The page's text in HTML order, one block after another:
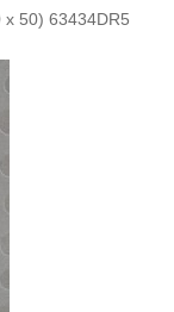
50) 63434DR5